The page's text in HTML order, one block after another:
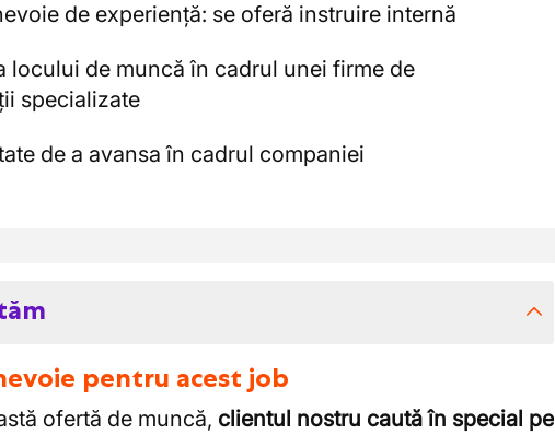
de experiență: se oferă instruire internă
locului de muncă în cadrul unei firme de
specializate
de a avansa în cadrul companiei
pentru acest job
ofertă de muncă, clientul nostru caută în special pe